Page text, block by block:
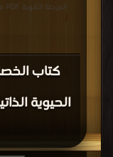
كتاب
الحيوية
المرحلة الثانوية PDF مجانا | مكتبة >